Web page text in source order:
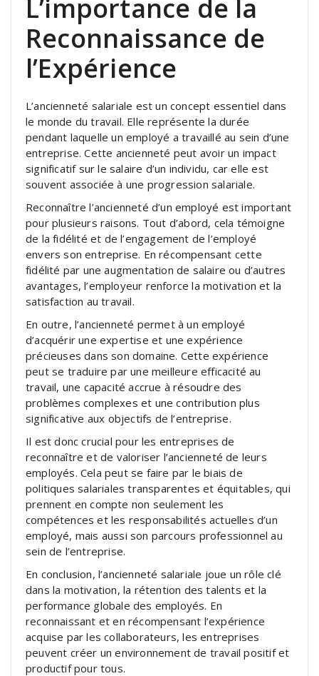
L’importance de la
Reconnaissance de
l’Expérience
L’ancienneté salariale est un concept essentiel dans
le monde du travail. Elle représente la durée
pendant laquelle un employé a travaillé au sein d’une
entreprise. Cette ancienneté peut avoir un impact
significatif sur le salaire d’un individu, car elle est
souvent associée à une progression salariale.
Reconnaître l’ancienneté d’un employé est important
pour plusieurs raisons. Tout d’abord, cela témoigne
de la fidélité et de l’engagement de l’employé
envers son entreprise. En récompensant cette
fidélité par une augmentation de salaire ou d’autres
avantages, l’employeur renforce la motivation et la
satisfaction au travail.
En outre, l’ancienneté permet à un employé
d’acquérir une expertise et une expérience
précieuses dans son domaine. Cette expérience
peut se traduire par une meilleure efficacité au
travail, une capacité accrue à résoudre des
problèmes complexes et une contribution plus
significative aux objectifs de l’entreprise.
Il est donc crucial pour les entreprises de
reconnaître et de valoriser l’ancienneté de leurs
employés. Cela peut se faire par le biais de
politiques salariales transparentes et équitables, qui
prennent en compte non seulement les
compétences et les responsabilités actuelles d’un
employé, mais aussi son parcours professionnel au
sein de l’entreprise.
En conclusion, l’ancienneté salariale joue un rôle clé
dans la motivation, la rétention des talents et la
performance globale des employés. En
reconnaissant et en récompensant l’expérience
acquise par les collaborateurs, les entreprises
peuvent créer un environnement de travail positif et
productif pour tous.